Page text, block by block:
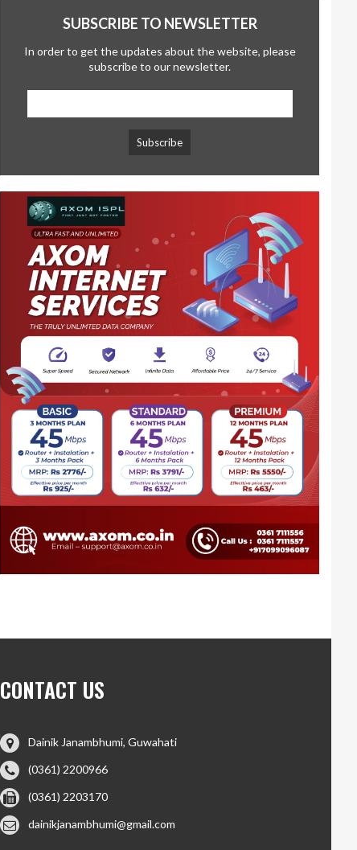
SUBSCRIBE TO NEWSLETTER
In order to get the updates about the website, please
subscribe to our newsletter.
CONTACT US
Dainik Janambhumi, Guwahati
(0361) 2200966
(0361) 2203170
dainikjanambhumi@gmail.com